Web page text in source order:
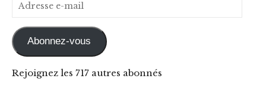
Abonnez-vous
Rejoignez les 717 autres abonnés